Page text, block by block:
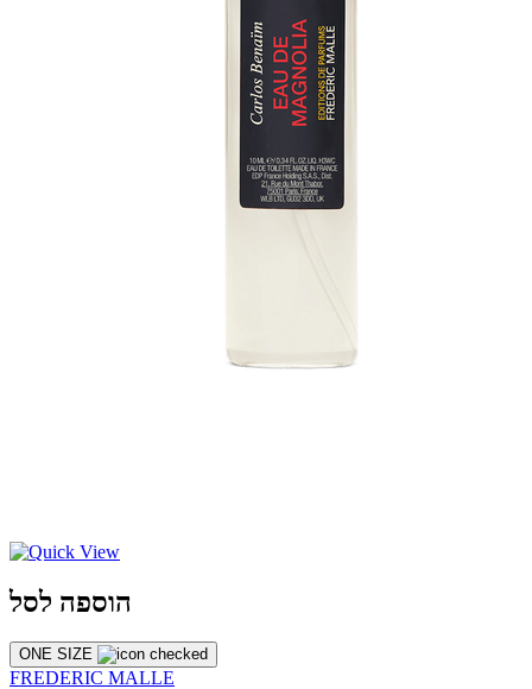
הוספה לסל
ONE SIZE
FREDERIC MALLE